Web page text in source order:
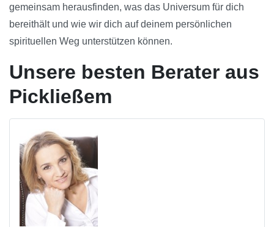
gemeinsam herausfinden, was das Universum für dich
bereithält und wie wir dich auf deinem persönlichen
spirituellen Weg unterstützen können.
Unsere besten Berater aus
Pickließem